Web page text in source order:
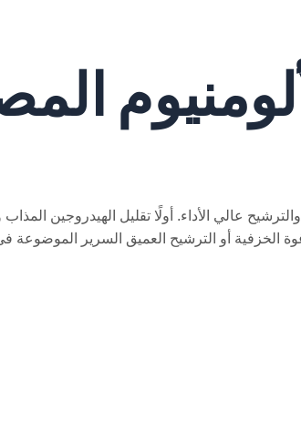
عالي الأداء. أولًا تقليل الهيدروجين
الخزفية أو الترشيح العميق السرير